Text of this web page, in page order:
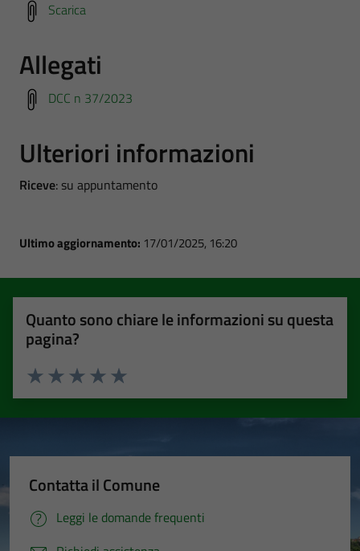
Scarica
Allegati
DCC n 37/2023
Ulteriori informazioni
Riceve: su appuntamento
Ultimo aggiornamento: 17/01/2025, 16:20
Quanto sono chiare le informazioni su questa
pagina?
Valuta 5 stelle su 5
Valuta 4 stelle su 5
Valuta 3 stelle su 5
Valuta 2 stelle su 5
Valuta 1 stelle su 5
Contatta il Comune
Leggi le domande frequenti